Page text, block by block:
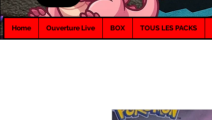
Home Ouverture Live BOX TOUS LES PACKS